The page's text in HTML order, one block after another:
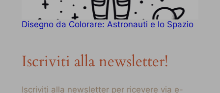
Disegno da Colorare: Astronauti e lo Spazio
Iscriviti alla newsletter!
Iscriviti alla newsletter per ricevere via e-